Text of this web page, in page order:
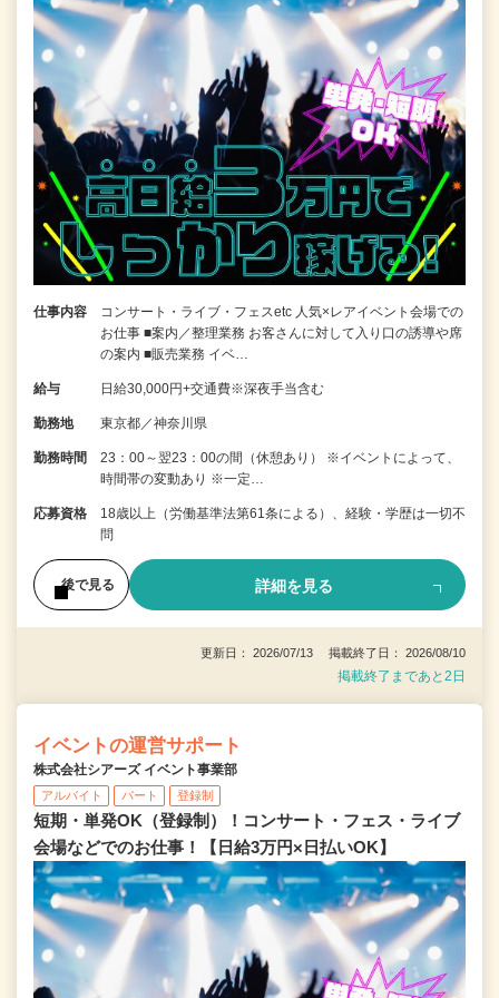
仕事内容
コンサート・ライブ・フェスetc 人気×レアイベント会場での
お仕事 ■案内／整理業務 お客さんに対して入り口の誘導や席
の案内 ■販売業務 イベ…
給与 日給30,000円+交通費※深夜手当含む
勤務地 東京都／神奈川県
勤務時間
23：00～翌23：00の間（休憩あり） ※イベントによって、
時間帯の変動あり ※一定…
応募資格
18歳以上（労働基準法第61条による）、経験・学歴は一切不
問
後で見る 詳細を見る
更新日： 2026/07/13 掲載終了日： 2026/08/10
掲載終了まであと2日
イベントの運営サポート
株式会社シアーズ イベント事業部
アルバイト パート 登録制
短期・単発OK（登録制）！コンサート・フェス・ライブ
会場などでのお仕事！【日給3万円×日払いOK】